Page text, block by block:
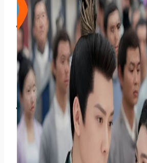
Đời Sống Sao
Phong Cách & Thời Trang
Chuyện tình cảm
Gia Đình Sao
Sao & Doanh Nghiệp
Sự Kiện Hot
Lễ Trao Giải
Show Thực Tế
Thảm Đỏ & Xu Hướng
Sự Kiện Nổi Bật